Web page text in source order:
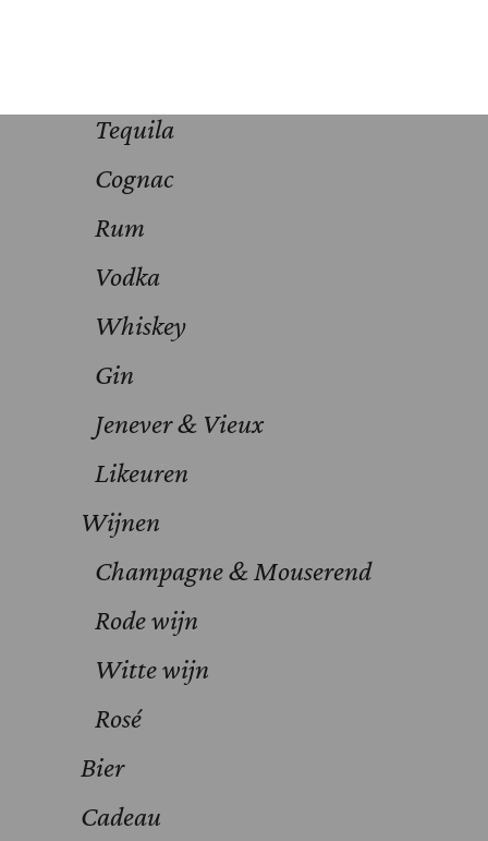
Tequila
Cognac
Rum
Vodka
Whiskey
Gin
Jenever & Vieux
Likeuren
Wijnen
Champagne & Mouserend
Rode wijn
Witte wijn
Rosé
Bier
Cadeau